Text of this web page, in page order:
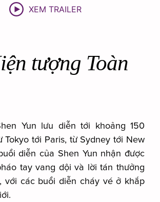
XEM TRAILER
tượng Toàn
Yun lưu diễn tới khoảng 150
Tokyo tới Paris, từ Sydney tới New
diễn của Shen Yun nhận được
tay vang dội và lời tán thưởng
với các buổi diễn cháy vé ở khắp